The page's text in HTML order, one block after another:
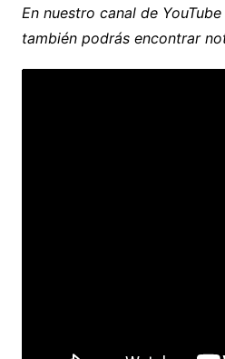
En nuestro canal de YouTube
también podrás encontrar